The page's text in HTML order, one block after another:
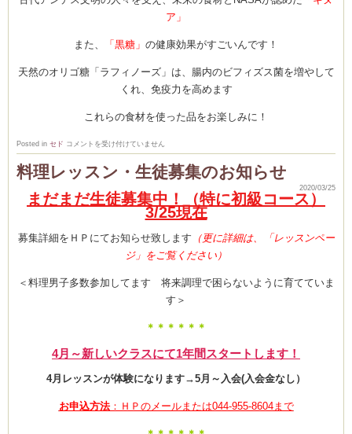
新百合ヶ丘の料理教
室・テイクアウト
タグラ
ア」
また、 「黒糖」 の健康効果がすごいんです！
天然のオリゴ糖「ラフィノーズ」は、腸内のビフィズス菌を増やして
くれ、免疫力を高めます
これらの食材を使った品をお楽しみに！
Posted in セド こ
ん
と
こ
そ！
ス
ー
摂
高
め
新
ュ
コメントを受け付けていません
料理レッスン・生徒募集のお知らせ
2020/03/25
まだまだ生徒募集中！（特に初級コース）
3/25現在
募集詳細をＨＰにてお知らせ致します （更に詳細は、「レッスンペー
ジ」をご覧ください）
＜料理男子多数参加してます 将来調理で困らないように育てていま
す＞
＊＊＊＊＊＊
4月～新しいクラスにて1年間スタートします！
4月レッスンが体験になります→5月～入会(入会金なし）
お申込方法：ＨＰのメールまたは044-955-8604まで